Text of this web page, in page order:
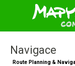
Navigace
Route Planning &